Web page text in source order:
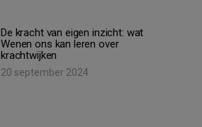
De kracht van eigen inzicht: wat
Wenen ons kan leren over
krachtwijken
20 september 2024